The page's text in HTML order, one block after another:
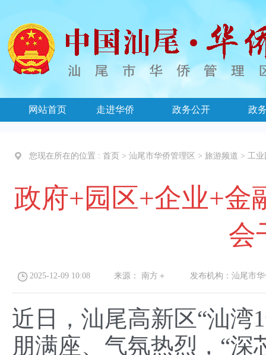
网站首页 走进华侨 政务公开 政
您现在所在的位置 : 首页 > 汕尾市华侨管理区 > 旅游频道 > 工业
政府+园区+企业+金
会
2025-12-09 10:08 来源： 南方＋ 发布机构： 汕尾市
近日，汕尾高新区“汕湾
朋满座、气氛热烈，“